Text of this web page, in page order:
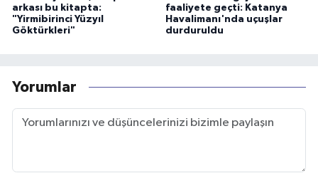
arkası bu kitapta:
"Yirmibirinci Yüzyıl
Göktürkleri"
faaliyete geçti: Katanya
Havalimanı'nda uçuşlar
durduruldu
Yorumlar